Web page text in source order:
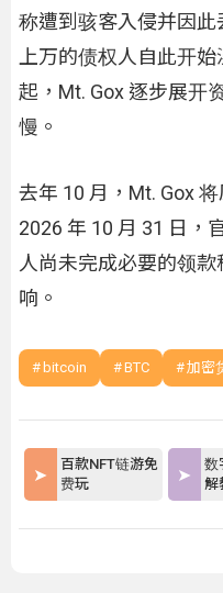
称遭到骇客入侵并因
上万的债权人自此开始
起，Mt. Gox 逐步展开
慢。
去年 10 月，Mt. Gox
2026 年 10 月 31 日，
人尚未完成必要的领
响。
bitcoin BTC 加密
百款NFT链游免
费玩
数
解